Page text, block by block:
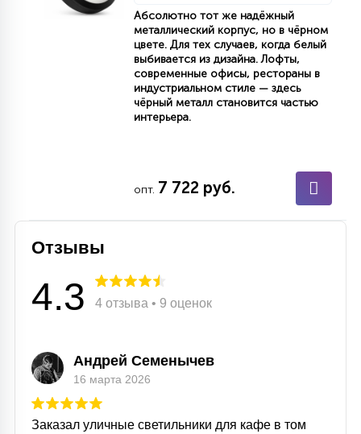
С УПРАВЛЕНИЕМ
АКСЕССУАРЫ
Абсолютно тот же надёжный
металлический корпус, но в чёрном
цвете. Для тех случаев, когда белый
выбивается из дизайна. Лофты,
современные офисы, рестораны в
индустриальном стиле — здесь
чёрный металл становится частью
интерьера.
опт. 7 722 руб.
Отзывы
4.3 4 отзыва • 9 оценок
Андрей Семенычев
16 марта 2026
Заказал уличные светильники для кафе в том